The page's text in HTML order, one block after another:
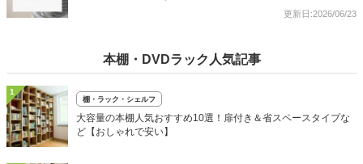
更新日:2026/06/23
本棚・DVDラック人気記事
1
棚・ラック・シェルフ
大容量の本棚人気おすすめ10選！扉付き＆省スペースタイプな
ど【おしゃれで安い】